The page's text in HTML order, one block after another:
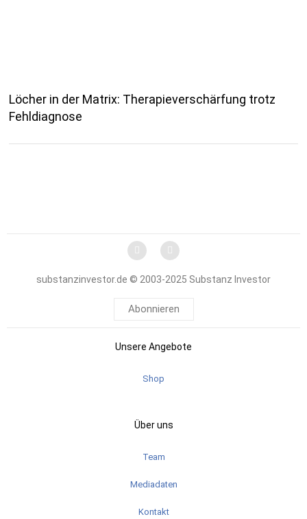
Löcher in der Matrix: Therapieverschärfung trotz
Fehldiagnose
substanzinvestor.de © 2003-2025 Substanz Investor
Abonnieren
Unsere Angebote
Shop
Über uns
Team
Mediadaten
Kontakt